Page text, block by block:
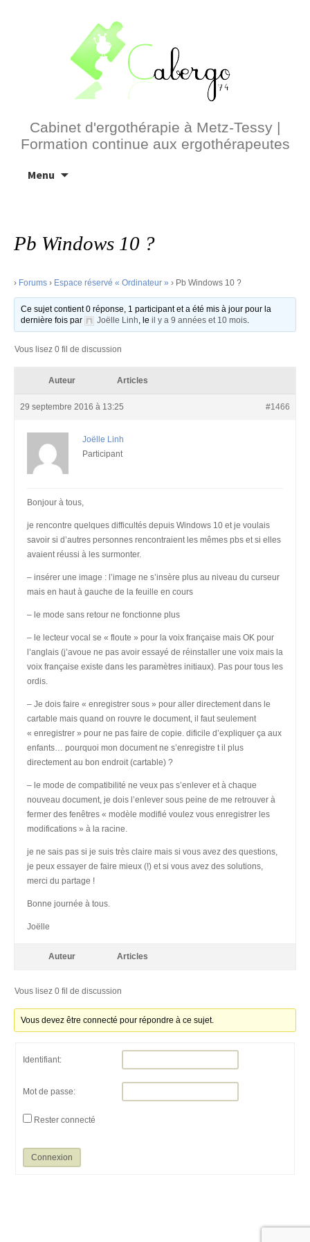
Cabinet d'ergothérapie à Metz-Tessy |
Formation continue aux ergothérapeutes
Menu
au
Pb Windows 10 ?
› Forums › Espace réservé « Ordinateur » › Pb Windows 10 ?
Ce sujet contient 0 réponse, 1 participant et a été mis à jour pour la
dernière fois par
Joëlle Linh, leil y a 9 années et 10 mois.
Vous lisez 0 fil de discussion
Auteur Articles
29 septembre 2016 à 13:25 #1466
Joëlle Linh
Participant
Bonjour à tous,
je rencontre quelques difficultés depuis Windows 10 et je voulais
savoir si d’autres personnes rencontraient les mêmes pbs et si elles
avaient réussi à les surmonter.
– insérer une image : l’image ne s’insère plus au niveau du curseur
mais en haut à gauche de la feuille en cours
– le mode sans retour ne fonctionne plus
– le lecteur vocal se « floute » pour la voix française mais OK pour
l’anglais (j’avoue ne pas avoir essayé de réinstaller une voix mais la
voix française existe dans les paramètres initiaux). Pas pour tous les
ordis.
– Je dois faire « enregistrer sous » pour aller directement dans le
cartable mais quand on rouvre le document, il faut seulement
« enregistrer » pour ne pas faire de copie. dificile d’expliquer ça aux
enfants… pourquoi mon document ne s’enregistre t il plus
directement au bon endroit (cartable) ?
– le mode de compatibilité ne veux pas s’enlever et à chaque
nouveau document, je dois l’enlever sous peine de me retrouver à
fermer des fenêtres « modèle modifié voulez vous enregistrer les
modifications » à la racine.
je ne sais pas si je suis très claire mais si vous avez des questions,
je peux essayer de faire mieux (!) et si vous avez des solutions,
merci du partage !
Bonne journée à tous.
Joëlle
Auteur Articles
Vous lisez 0 fil de discussion
Vous devez être connecté pour répondre à ce sujet.
Identifiant:
Mot de passe:
Rester connecté
Connexion